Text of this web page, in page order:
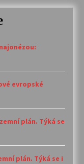
evropské
plán. Týká se
plán. Týká se i